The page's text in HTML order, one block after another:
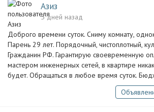
Азиз
5 дней назад
Доброго времени суток. Сниму комнату,
Парень 29 лет. Порядочный, чистоплотный,
Гражданин РФ. Гарантирую своевременную
мастером инженерных сетей, в квартире
будет. Обращаться в любое время суток.